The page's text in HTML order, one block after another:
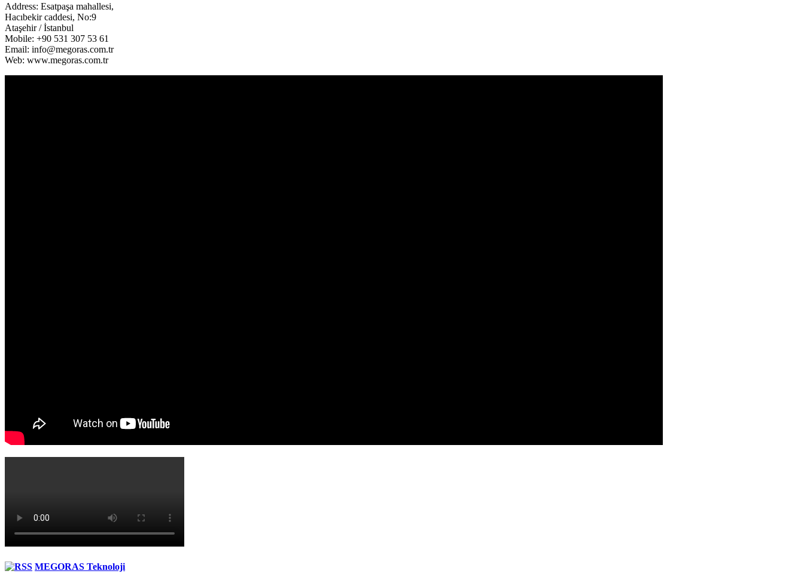
Address: Esatpaşa mahallesi,
Hacıbekir caddesi, No:9
Ataşehir / İstanbul
Mobile: +90 531 307 53 61
Email: info@megoras.com.tr
Web: www.megoras.com.tr
MEGORAS Teknoloji